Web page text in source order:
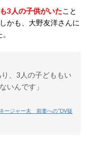
3人の子供がいたこと
かも、大野友洋さんに
、3人の子どももい
いんです」
ージャー夫 前妻への“DV疑